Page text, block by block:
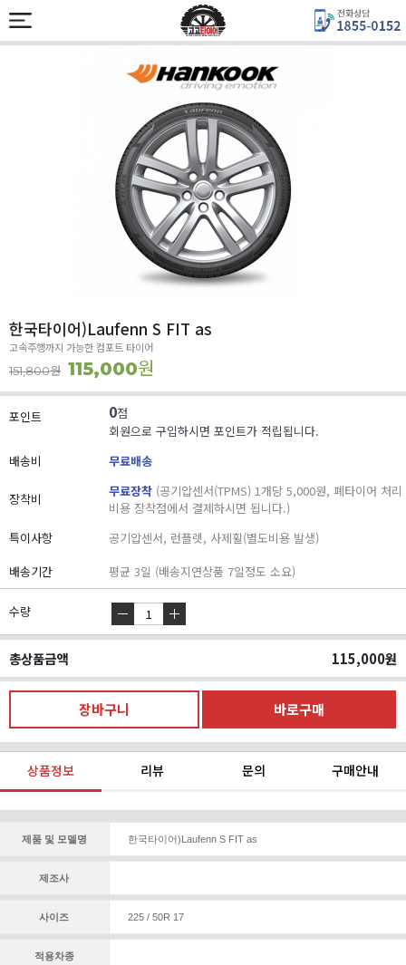
한국타이어)Laufenn S FIT as
고속주행까지 가능한 컴포트 타이어
151,800원 115,000원
포인트 0점
회원으로 구입하시면 포인트가 적립됩니다.
배송비
무료배송
장착비 무료장착 (공기압센서(TPMS) 1개당 5,000원, 폐타이어 처리
비용 장착점에서 결제하시면 됩니다.)
특이사항
공기압센서, 런플렛, 사제휠(별도비용 발생)
배송기간
평균 3일 (배송지연상품 7일정도 소요)
수량
총상품금액 115,000원
상품정보 리뷰 문의 구매안내
제품 및 모델명 한국타이어)Laufenn S FIT as
제조사
사이즈 225 / 50R 17
적용차종